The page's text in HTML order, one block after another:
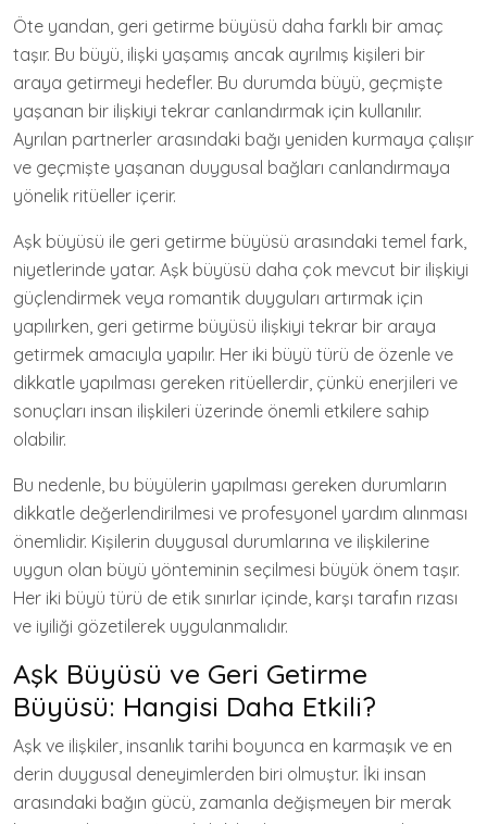
Öte yandan, geri getirme büyüsü daha farklı bir amaç
taşır. Bu büyü, ilişki yaşamış ancak ayrılmış kişileri bir
araya getirmeyi hedefler. Bu durumda büyü, geçmişte
yaşanan bir ilişkiyi tekrar canlandırmak için kullanılır.
Ayrılan partnerler arasındaki bağı yeniden kurmaya çalışır
ve geçmişte yaşanan duygusal bağları canlandırmaya
yönelik ritüeller içerir.
Aşk büyüsü ile geri getirme büyüsü arasındaki temel fark,
niyetlerinde yatar. Aşk büyüsü daha çok mevcut bir ilişkiyi
güçlendirmek veya romantik duyguları artırmak için
yapılırken, geri getirme büyüsü ilişkiyi tekrar bir araya
getirmek amacıyla yapılır. Her iki büyü türü de özenle ve
dikkatle yapılması gereken ritüellerdir, çünkü enerjileri ve
sonuçları insan ilişkileri üzerinde önemli etkilere sahip
olabilir.
Bu nedenle, bu büyülerin yapılması gereken durumların
dikkatle değerlendirilmesi ve profesyonel yardım alınması
önemlidir. Kişilerin duygusal durumlarına ve ilişkilerine
uygun olan büyü yönteminin seçilmesi büyük önem taşır.
Her iki büyü türü de etik sınırlar içinde, karşı tarafın rızası
ve iyiliği gözetilerek uygulanmalıdır.
Aşk Büyüsü ve Geri Getirme
Büyüsü: Hangisi Daha Etkili?
Aşk ve ilişkiler, insanlık tarihi boyunca en karmaşık ve en
derin duygusal deneyimlerden biri olmuştur. İki insan
arasındaki bağın gücü, zamanla değişmeyen bir merak